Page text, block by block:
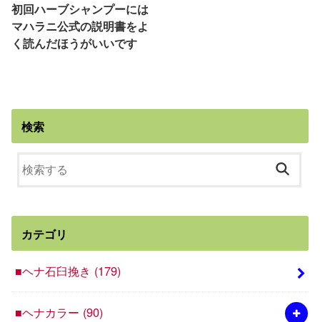
初回ハーブシャンプーには
マハラニ公式の説明書をよ
く読んだほうがいいです
検索
カテゴリ
■ヘナ石臼挽き (179)
■ヘナカラー (90)